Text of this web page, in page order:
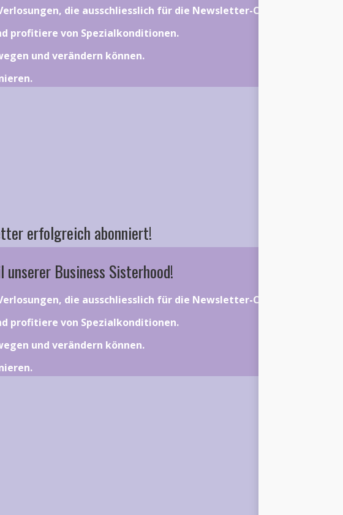
die ausschliesslich für die Newsletter-Community gelten.
profitiere von Spezialkonditionen.
und verändern können.
erfolgreich abonniert!
unserer Business Sisterhood!
die ausschliesslich für die Newsletter-Community gelten.
profitiere von Spezialkonditionen.
und verändern können.